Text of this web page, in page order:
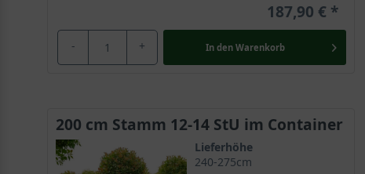
187,90 €
- + In den Warenkorb
200 cm Stamm 12-14 StU im Container
Lieferhöhe
240-275cm